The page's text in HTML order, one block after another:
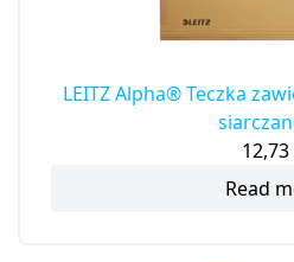
LEITZ Alpha® Teczka
12,73
Read